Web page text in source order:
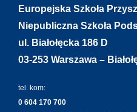
Europejska Szkoła
Niepubliczna Szkoła
ul. Białołęcka 186 D
03-253 Warszawa –
tel. kom:
0 604 170 700